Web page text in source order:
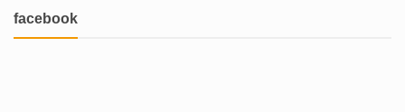
facebook